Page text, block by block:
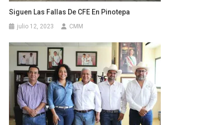
Siguen Las Fallas De CFE En Pinotepa
julio 12, 2023 CMM